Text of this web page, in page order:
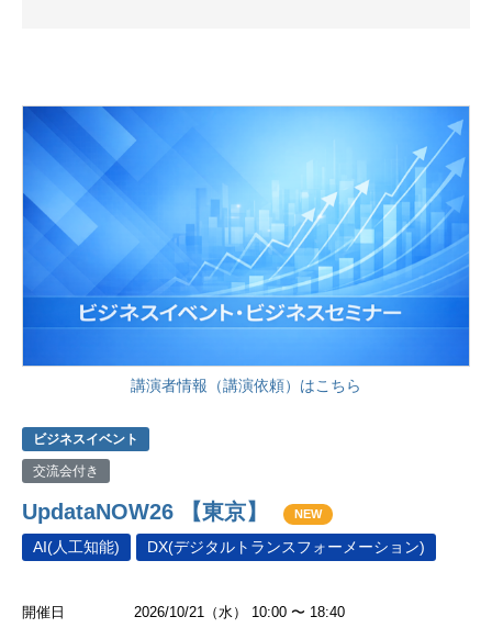
講演者情報（講演依頼）はこちら
ビジネスイベント
交流会付き
UpdataNOW26 【東京】 NEW
AI(人工知能) DX(デジタルトランスフォーメーション)
開催日 2026/10/21（水） 10:00 〜 18:40